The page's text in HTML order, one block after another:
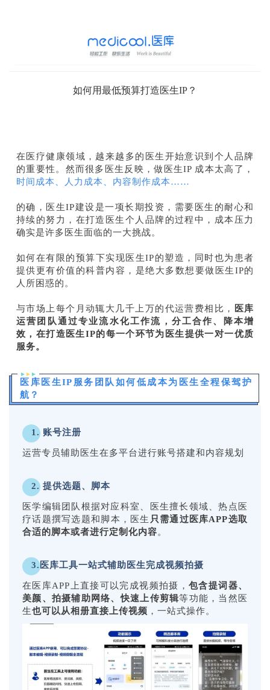
如何用最低预算打造医生IP？
在医疗健康领域，越来越多的医生开始意识到个人品牌
的重要性。然而很多医生反映，做医生IP 成本太高了，
时间成本、人力成本、内容制作成本……
的确，医生IP建设是一项长期投资，需要医生的耐心和
持续的努力，在打造医生个人品牌的过程中，成本压力
确实是许多医生面临的一大挑战。
如何在有限的预算下实现医生IP的塑造，同时也为患者
提供更有价值的科普内容，是绝大多数想要做医生IP的
人所困惑的。
与市场上每个月动辄大几千上万的代运营费相比，
医库
运营团队通过专业流水化工作流，分工合作、降本增
效，在打造医生IP的每一个环节为医生提供一对一优质
服务。
医库医生IP服务团队如何低成本为医生全程保驾护
航？
1. 账号注册
运营专员辅助医生在多平台进行账号搭建和内容规划
2. 提供选题、脚本
医学编辑团队根据对应科室、医生擅长领域、热点医
疗话题撰写选题和脚本，医生 只需通过医库APP选取
合适的脚本或者进行定制化内容。
3.医库工具一站式辅助医生完成视频拍摄
在医库APP上直接可以完成视频拍摄，包含提词器、
美颜、拍摄辅助网络、快速上传剪辑等功能，当然医
生也可以从相册直接上传视频 ，一站式操作。